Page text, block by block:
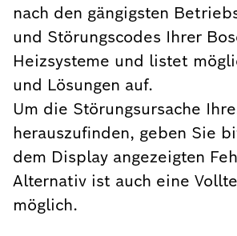
nach den gängigsten
und Störungscodes Ihrer
Heizsysteme und listet
und Lösungen auf.
Um die Störungsursache
herauszufinden, geben Sie
dem Display angezeigten
Alternativ ist auch eine
möglich.